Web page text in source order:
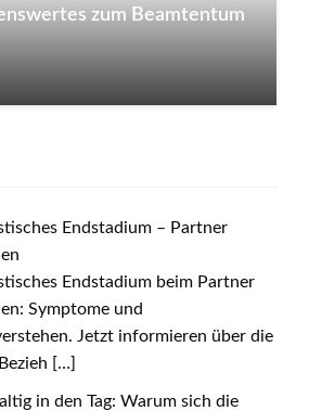
zum Beamtentum
Endstadium – Partner
Endstadium beim Partner
Symptome und
Jetzt informieren über die
[…]
in den Tag: Warum sich die